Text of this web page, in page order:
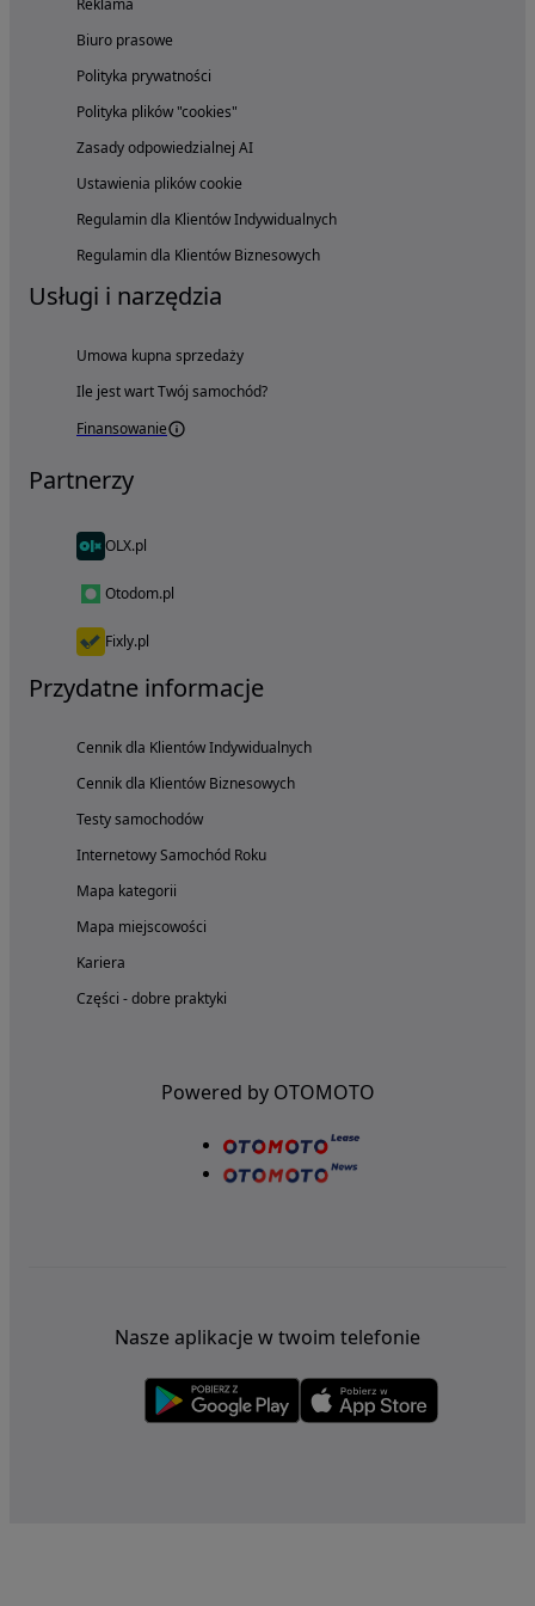
Reklama
Biuro prasowe
Polityka prywatności
Polityka plików "cookies"
Zasady odpowiedzialnej AI
Ustawienia plików cookie
Regulamin dla Klientów Indywidualnych
Regulamin dla Klientów Biznesowych
Usługi i narzędzia
Umowa kupna sprzedaży
Ile jest wart Twój samochód?
Finansowanie
Partnerzy
OLX.pl
Otodom.pl
Fixly.pl
Przydatne informacje
Cennik dla Klientów Indywidualnych
Cennik dla Klientów Biznesowych
Testy samochodów
Internetowy Samochód Roku
Mapa kategorii
Mapa miejscowości
Kariera
Części - dobre praktyki
Powered by OTOMOTO
Nasze aplikacje w twoim telefonie